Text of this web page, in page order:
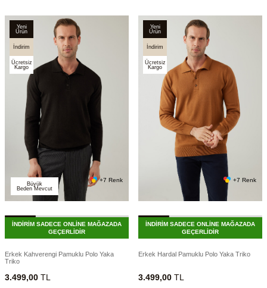
Yeni
Ürün
İndirim
Ücretsiz
Kargo
Büyük
Beden Mevcut
+7 Renk
İNDİRİM SADECE ONLİNE MAĞAZADA
GEÇERLİDİR
Erkek Kahverengi Pamuklu Polo Yaka
Triko
3.499,00 TL
Yeni
Ürün
İndirim
Ücretsiz
Kargo
+7 Renk
İNDİRİM SADECE ONLİNE MAĞAZADA
GEÇERLİDİR
Erkek Hardal Pamuklu Polo Yaka Triko
3.499,00 TL